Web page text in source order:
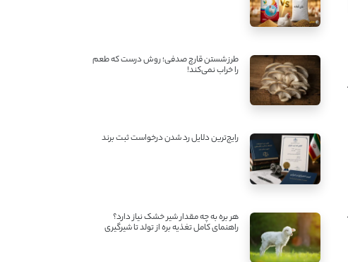
طرز شستن قارچ صدفی؛ روش درست که طعم
را خراب نمی‌کند!
رایج‌ترین دلایل رد شدن درخواست ثبت برند
هر بره به چه مقدار شیر خشک نیاز دارد؟
راهنمای کامل تغذیه بره از تولد تا شیرگیری